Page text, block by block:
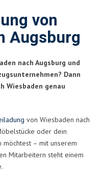
von
Augsburg
nach Augsburg und
Dann
Wiesbaden genau
von Wiesbaden nach
oder dein
möchtest – mit unserem
Mitarbeitern steht einem